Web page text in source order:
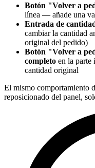
Botón "Volver a
línea — añade una
Entrada de
cambiar la cantidad
original del pedido)
Botón "Volver a
completo en la parte
cantidad original
El mismo comportamiento
reposicionado del panel,